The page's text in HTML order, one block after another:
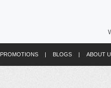
PROMOTIONS | BLOGS | ABOUT